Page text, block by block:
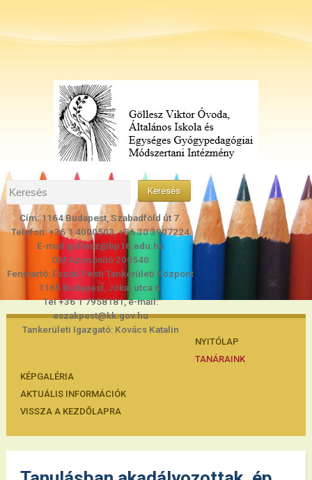
Cím: 1164 Budapest, Szabadföld út 7.
Telefon: +36 1 4000503, +36 30 3907224
E-mail:gollesz@bp16.edu.hu
OM Azonosító:200540
Fenntartó: Észak-Pesti Tankerületi Központ
1165 Budapest, Jókai utca 6.
Tel +36 1 7958181, e-mail:
eszakpest@kk.gov.hu
Tankerületi Igazgató: Kovács Katalin
NYITÓLAP
TANÁRAINK
KÉPGALÉRIA
AKTUÁLIS INFORMÁCIÓK
VISSZA A KEZDŐLAPRA